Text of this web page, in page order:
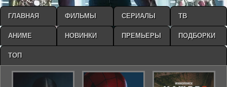
ГЛАВНАЯ ФИЛЬМЫ СЕРИАЛЫ ТВ
АНИМЕ НОВИНКИ ПРЕМЬЕРЫ ПОДБОРКИ
ТОП